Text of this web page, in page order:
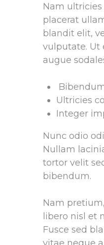
Nam
placerat
blandit elit,
vulputate. Ut
augue
Ultricies
Integer
Nunc odio
Nullam
tortor velit
bibendum.
Nam
libero nisl et
Fusce sed